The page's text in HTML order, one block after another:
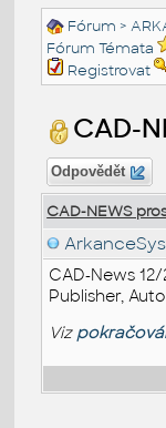
Fórum >
Fórum Témata
Registrovat
CAD-
Odpovědět
CAD-NEWS
CAD-News
Publisher,
Viz